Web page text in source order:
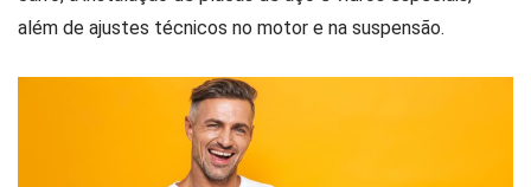
além de ajustes técnicos no motor e na suspensão.